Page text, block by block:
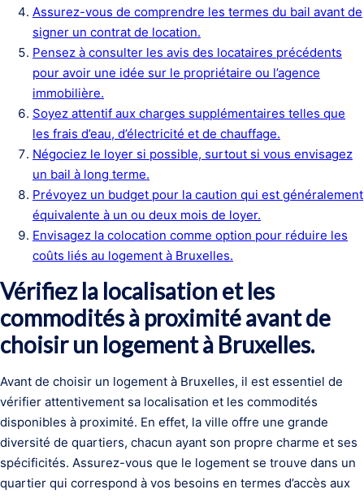
Assurez-vous de comprendre les termes du bail avant de
signer un contrat de location.
Pensez à consulter les avis des locataires précédents
pour avoir une idée sur le propriétaire ou l’agence
immobilière.
Soyez attentif aux charges supplémentaires telles que
les frais d’eau, d’électricité et de chauffage.
Négociez le loyer si possible, surtout si vous envisagez
un bail à long terme.
Prévoyez un budget pour la caution qui est généralement
équivalente à un ou deux mois de loyer.
Envisagez la colocation comme option pour réduire les
coûts liés au logement à Bruxelles.
Vérifiez la localisation et les
commodités à proximité avant de
choisir un logement à Bruxelles.
Avant de choisir un logement à Bruxelles, il est essentiel de
vérifier attentivement sa localisation et les commodités
disponibles à proximité. En effet, la ville offre une grande
diversité de quartiers, chacun ayant son propre charme et ses
spécificités. Assurez-vous que le logement se trouve dans un
quartier qui correspond à vos besoins en termes d’accès aux